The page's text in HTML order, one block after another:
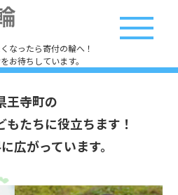
なったら寄付の輪へ！
お待ちしています。
王寺町の
たちに役立ちます！
広がっています。